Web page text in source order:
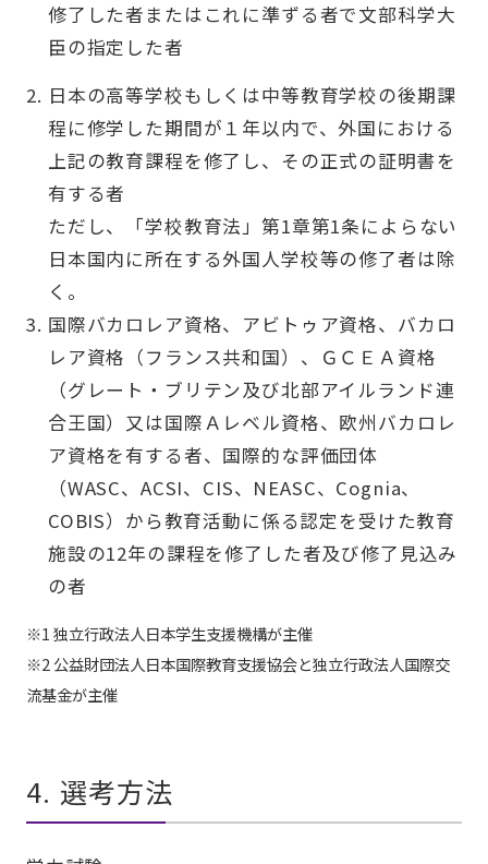
修了した者またはこれに準ずる者で文部科学大
臣の指定した者
日本の高等学校もしくは中等教育学校の後期課
程に修学した期間が１年以内で、外国における
上記の教育課程を修了し、その正式の証明書を
有する者
ただし、「学校教育法」第1章第1条によらない
日本国内に所在する外国人学校等の修了者は除
く。
国際バカロレア資格、アビトゥア資格、バカロ
レア資格（フランス共和国）、ＧＣＥＡ資格
（グレート・ブリテン及び北部アイルランド連
合王国）又は国際Ａレベル資格、欧州バカロレ
ア資格を有する者、国際的な評価団体
（WASC、ACSI、CIS、NEASC、Cognia、
COBIS）から教育活動に係る認定を受けた教育
施設の12年の課程を修了した者及び修了見込み
の者
※1 独立行政法人日本学生支援機構が主催
※2 公益財団法人日本国際教育支援協会と独立行政法人国際交
流基金が主催
4. 選考方法